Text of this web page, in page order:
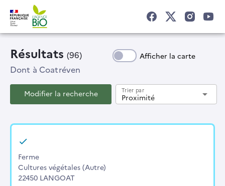
Résultats (96) Afficher la carte
Dont à Coatréven
Modifier la recherche Proximité
Trier par arrow_drop_down
Ferme
Cultures végétales (Autre)
22450 LANGOAT